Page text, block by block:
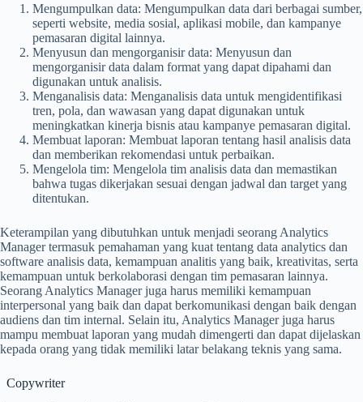
Mengumpulkan data: Mengumpulkan data dari berbagai sumber,
seperti website, media sosial, aplikasi mobile, dan kampanye
pemasaran digital lainnya.
Menyusun dan mengorganisir data: Menyusun dan
mengorganisir data dalam format yang dapat dipahami dan
digunakan untuk analisis.
Menganalisis data: Menganalisis data untuk mengidentifikasi
tren, pola, dan wawasan yang dapat digunakan untuk
meningkatkan kinerja bisnis atau kampanye pemasaran digital.
Membuat laporan: Membuat laporan tentang hasil analisis data
dan memberikan rekomendasi untuk perbaikan.
Mengelola tim: Mengelola tim analisis data dan memastikan
bahwa tugas dikerjakan sesuai dengan jadwal dan target yang
ditentukan.
Keterampilan yang dibutuhkan untuk menjadi seorang Analytics
Manager termasuk pemahaman yang kuat tentang data analytics dan
software analisis data, kemampuan analitis yang baik, kreativitas, serta
kemampuan untuk berkolaborasi dengan tim pemasaran lainnya.
Seorang Analytics Manager juga harus memiliki kemampuan
interpersonal yang baik dan dapat berkomunikasi dengan baik dengan
audiens dan tim internal. Selain itu, Analytics Manager juga harus
mampu membuat laporan yang mudah dimengerti dan dapat dijelaskan
kepada orang yang tidak memiliki latar belakang teknis yang sama.
Copywriter